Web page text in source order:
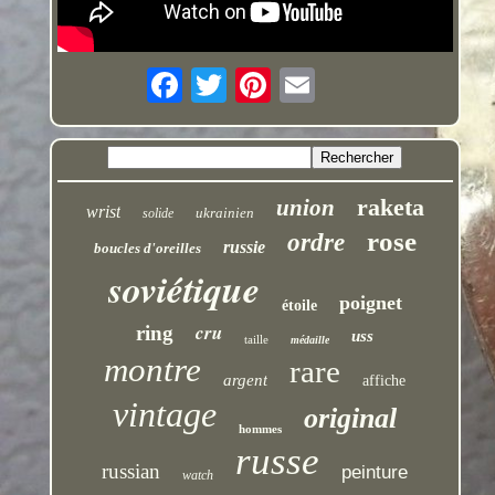
wrist solide ukrainien union raketa
boucles d'oreilles russie ordre rose
soviétique étoile poignet
ring cru taille médaille uss
montre argent rare affiche
vintage hommes original
russian watch russe peinture